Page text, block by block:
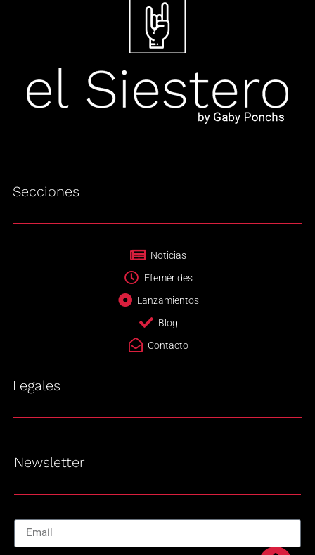
Secciones
Noticias
Efemérides
Lanzamientos
Blog
Contacto
Legales
Newsletter